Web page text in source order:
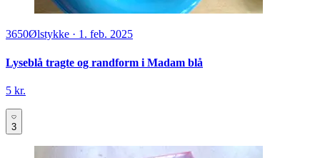
3650Ølstykke · 1. feb. 2025
Lyseblå tragte og randform i Madam blå
5 kr.
3